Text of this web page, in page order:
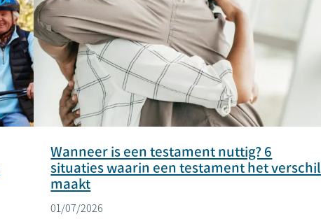
Wanneer is een testament nuttig? 6
situaties waarin een testament het verschil
maakt
01/07/2026